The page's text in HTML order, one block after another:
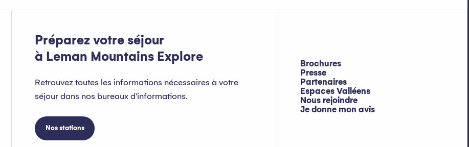
Préparez votre séjour
à Leman Mountains Explore
Retrouvez toutes les informations nécessaires à votre
séjour dans nos bureaux d'informations.
Nos stations
Brochures
Presse
Partenaires
Espaces Valléens
Nous rejoindre
Je donne mon avis